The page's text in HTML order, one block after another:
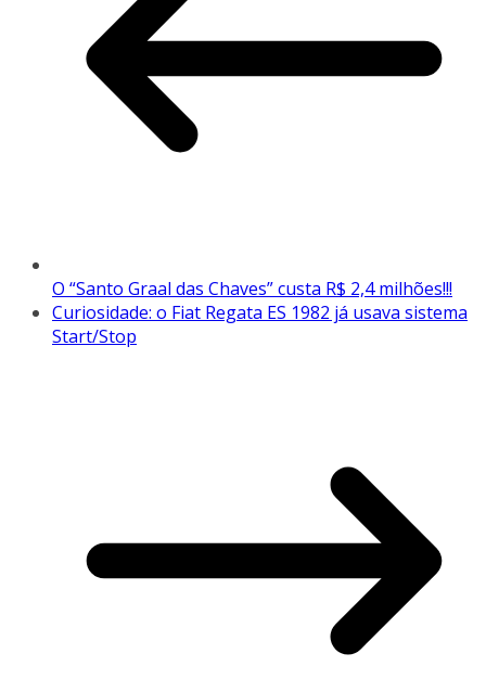
O “Santo Graal das Chaves” custa R$ 2,4 milhões!!!
Curiosidade: o Fiat Regata ES 1982 já usava sistema
Start/Stop